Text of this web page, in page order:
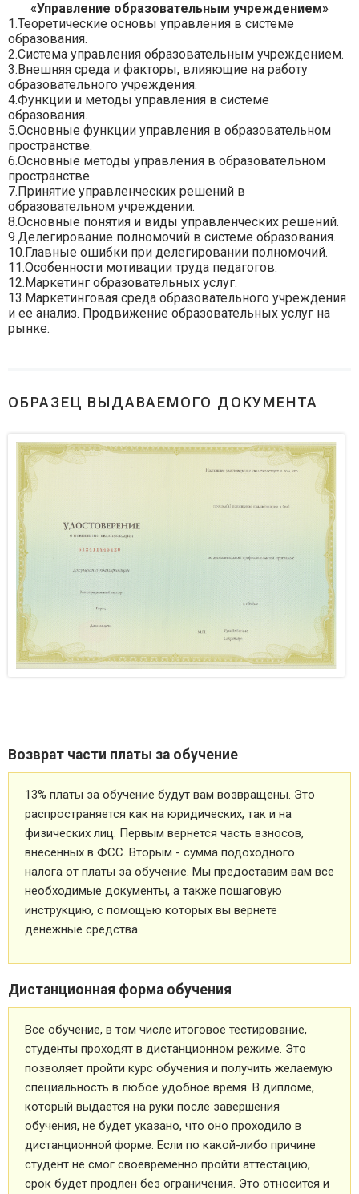
«Управление образовательным учреждением»
1.Теоретические основы управления в системе
образования.
2.Система управления образовательным учреждением.
3.Внешняя среда и факторы, влияющие на работу
образовательного учреждения.
4.Функции и методы управления в системе
образования.
5.Основные функции управления в образовательном
пространстве.
6.Основные методы управления в образовательном
пространстве
7.Принятие управленческих решений в
образовательном учреждении.
8.Основные понятия и виды управленческих решений.
9.Делегирование полномочий в системе образования.
10.Главные ошибки при делегировании полномочий.
11.Особенности мотивации труда педагогов.
12.Маркетинг образовательных услуг.
13.Маркетинговая среда образовательного учреждения
и ее анализ. Продвижение образовательных услуг на
рынке.
ОБРАЗЕЦ ВЫДАВАЕМОГО ДОКУМЕНТА
Возврат части платы за обучение
13% платы за обучение будут вам возвращены. Это
распространяется как на юридических, так и на
физических лиц. Первым вернется часть взносов,
внесенных в ФСС. Вторым - сумма подоходного
налога от платы за обучение. Мы предоставим вам все
необходимые документы, а также пошаговую
инструкцию, с помощью которых вы вернете
денежные средства.
Дистанционная форма обучения
Все обучение, в том числе итоговое тестирование,
студенты проходят в дистанционном режиме. Это
позволяет пройти курс обучения и получить желаемую
специальность в любое удобное время. В дипломе,
который выдается на руки после завершения
обучения, не будет указано, что оно проходило в
дистанционной форме. Если по какой-либо причине
студент не смог своевременно пройти аттестацию,
срок будет продлен без ограничения. Это относится и